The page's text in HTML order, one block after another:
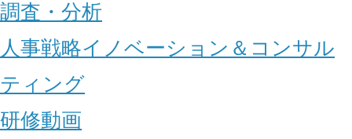
調査・分析
人事戦略イノベーション＆コンサル
ティング
研修動画